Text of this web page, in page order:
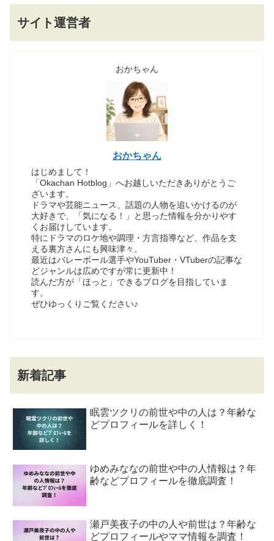
サイト運営者
おかちゃん
おかちゃん
はじめまして！
「Okachan Hotblog」へお越しいただきありがとうご
ざいます。
ドラマや芸能ニュース、話題の人物を追いかけるのが
大好きで、「気になる！」と思った情報を分かりやす
くお届けしています。
特にドラマのロケ地や調理・方言指導など、作品を支
える裏方さんにも興味津々。
最近はバレーボール選手やYouTuber・VTuberの記事な
どジャンルは広めですが常に更新中！
読んだ方が「ほっと」できるブログを目指していま
す。
ぜひゆっくりご覧ください♪
新着記事
眠雲ツクリの前世や中の人は？年齢な
どプロフィールを詳しく！
ゆめみななの前世や中の人情報は？年
齢などプロフィールを徹底調査！
瀬戸美夜子の中の人や前世は？年齢な
どプロフィールやママ情報を調査！